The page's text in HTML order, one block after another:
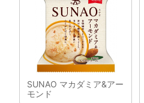
SUNAO マカダミア&アー
モンド